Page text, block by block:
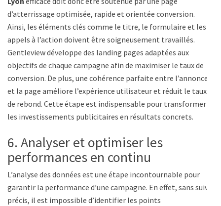
d’atterrissage optimisée, rapide et orientée conversion.
Ainsi, les éléments clés comme le titre, le formulaire et les
appels à l’action doivent être soigneusement travaillés.
Gentleview développe des landing pages adaptées aux
objectifs de chaque campagne afin de maximiser le taux de
conversion. De plus, une cohérence parfaite entre l’annonce
et la page améliore l’expérience utilisateur et réduit le taux
de rebond. Cette étape est indispensable pour transformer
les investissements publicitaires en résultats concrets.
6. Analyser et optimiser les
performances en continu
L’analyse des données est une étape incontournable pour
garantir la performance d’une campagne. En effet, sans suivi
précis, il est impossible d’identifier les points